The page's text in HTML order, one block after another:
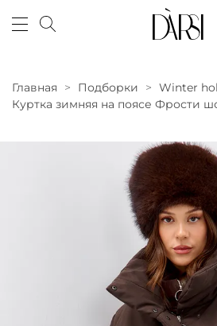
Главная Подборки
Winter
Куртка зимняя на поясе Фрости